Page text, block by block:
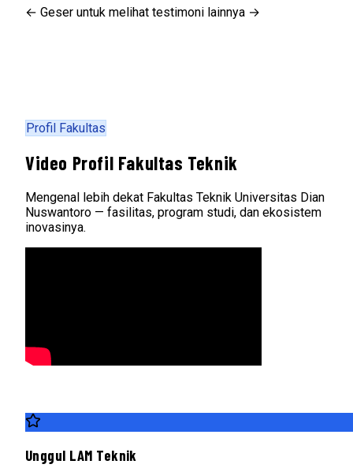
← Geser untuk melihat testimoni lainnya →
Profil Fakultas
Video Profil Fakultas Teknik
Mengenal lebih dekat Fakultas Teknik Universitas Dian
Nuswantoro — fasilitas, program studi, dan ekosistem
inovasinya.
Unggul LAM Teknik